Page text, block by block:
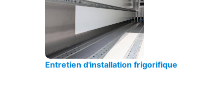
Entretien d'installation frigorifique